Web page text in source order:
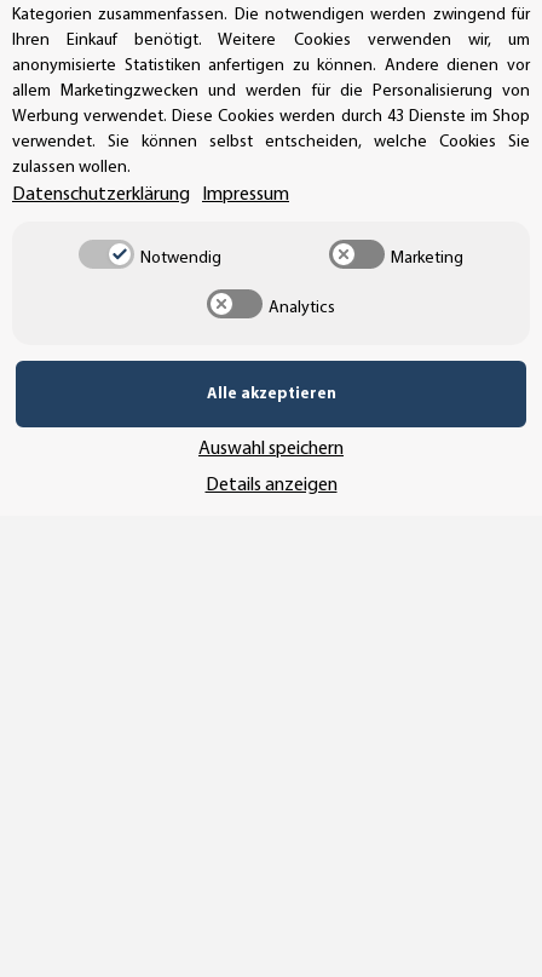
Bestellungen/Support: +49 (0)39-201-28-98-10
Buchhaltung: +49 (0)39-201-28-98-17
info@aufkleberdealer.de
UNSER AFFILIATE-PROGRAMM
UNSERE ZAHLUNGSARTEN*
SSL-Verschlüsselung
Kategorien zusammenfassen. Die notwendigen werden zwingend für
Ihren Einkauf benötigt. Weitere Cookies verwenden wir, um
anonymisierte Statistiken anfertigen zu können. Andere dienen vor
allem Marketingzwecken und werden für die Personalisierung von
Werbung verwendet. Diese Cookies werden durch 43 Dienste im Shop
verwendet. Sie können selbst entscheiden, welche Cookies Sie
zulassen wollen.
Datenschutzerklärung Impressum
Notwendig Marketing
Analytics
Alle akzeptieren
Auswahl speichern
Details anzeigen